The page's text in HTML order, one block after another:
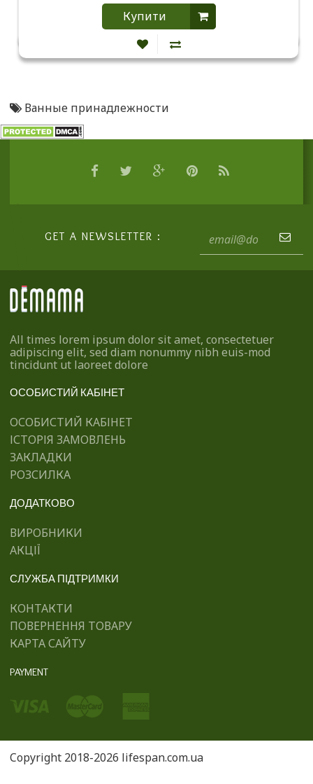
Купити
Ванные принадлежности
GET A NEWSLETTER :
All times lorem ipsum dolor sit amet, consectetuer
adipiscing elit, sed diam nonummy nibh euis-mod
tincidunt ut laoreet dolore
ОСОБИСТИЙ КАБІНЕТ
ОСОБИСТИЙ КАБІНЕТ
ІСТОРІЯ ЗАМОВЛЕНЬ
ЗАКЛАДКИ
РОЗСИЛКА
ДОДАТКОВО
ВИРОБНИКИ
АКЦІЇ
СЛУЖБА ПІДТРИМКИ
КОНТАКТИ
ПОВЕРНЕННЯ ТОВАРУ
КАРТА САЙТУ
PAYMENT
Copyright 2018-2026 lifespan.com.ua